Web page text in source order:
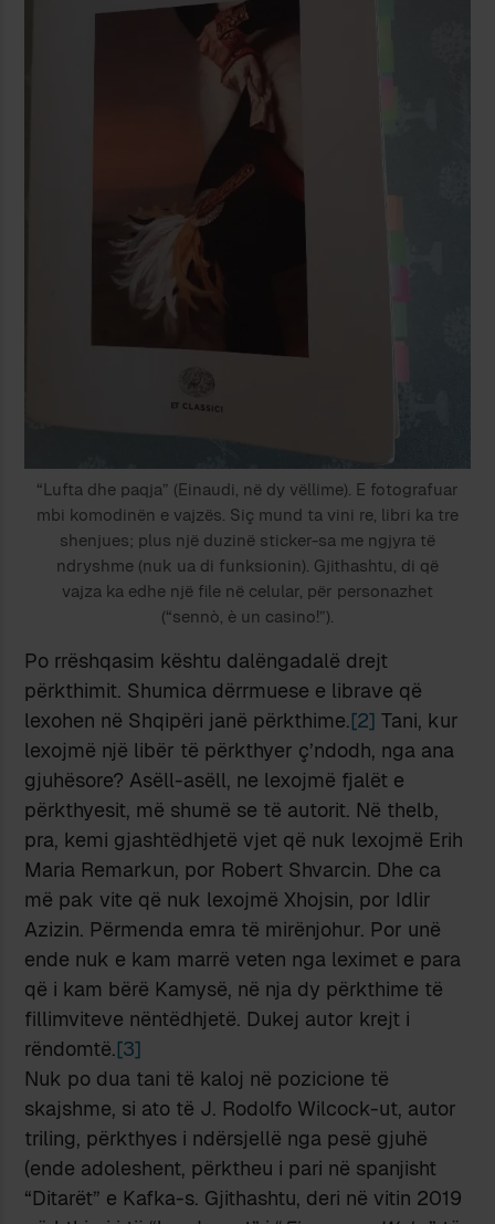
“Lufta dhe paqja” (Einaudi, në dy vëllime). E fotografuar
mbi komodinën e vajzës. Siç mund ta vini re, libri ka tre
shenjues; plus një duzinë sticker-sa me ngjyra të
ndryshme (nuk ua di funksionin). Gjithashtu, di që
vajza ka edhe një file në celular, për personazhet
(“sennò, è un casino!”).
Po rrëshqasim kështu dalëngadalë drejt
përkthimit. Shumica dërrmuese e librave që
lexohen në Shqipëri janë përkthime.[2] Tani, kur
lexojmë një libër të përkthyer ç’ndodh, nga ana
gjuhësore? Asëll-asëll, ne lexojmë fjalët e
përkthyesit, më shumë se të autorit. Në thelb,
pra, kemi gjashtëdhjetë vjet që nuk lexojmë Erih
Maria Remarkun, por Robert Shvarcin. Dhe ca
më pak vite që nuk lexojmë Xhojsin, por Idlir
Azizin. Përmenda emra të mirënjohur. Por unë
ende nuk e kam marrë veten nga leximet e para
që i kam bërë Kamysë, në nja dy përkthime të
fillimviteve nëntëdhjetë. Dukej autor krejt i
rëndomtë.[3]
Nuk po dua tani të kaloj në pozicione të
skajshme, si ato të J. Rodolfo Wilcock-ut, autor
triling, përkthyes i ndërsjellë nga pesë gjuhë
(ende adoleshent, përktheu i pari në spanjisht
“Ditarët” e Kafka-s. Gjithashtu, deri në vitin 2019